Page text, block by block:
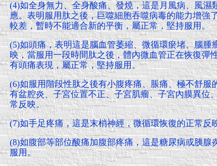
(4)如全身無力、全身酸痛、發燒，這是月風病、風濕
應。表明服用肽之後，巨噬細胞吞噬病毒的能力增強
較差，暫時不能適合新的平衡，屬正常，堅持服用。
(5)如頭痛，表明這是腦血管萎縮、微循環瘀堵、腦腫
映，當服用一段時間肽之後，體內微血管正在恢復彈
有頭痛表現，屬正常，堅持服用。
(6)如服用階段性肽之後有小腹疼痛、脹痛、極不舒服
有盆腔炎、子宮位置不正、子宮肌瘤、子宮內膜異位
常反映。
(7)如手足疼痛，這是末梢神經，微循環恢復的正常反
(8)如腹部等部位酸痛加腹部疼痛，這是糖尿病或胰腺
服用。